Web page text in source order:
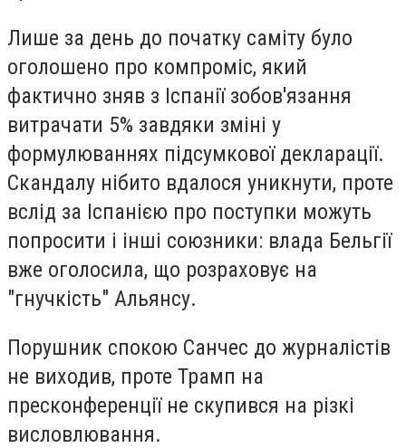
Лише за день до початку саміту було
оголошено про компроміс, який
фактично зняв з Іспанії зобов'язання
витрачати 5% завдяки зміні у
формулюваннях підсумкової декларації.
Скандалу нібито вдалося уникнути, проте
вслід за Іспанією про поступки можуть
попросити і інші союзники: влада Бельгії
вже оголосила, що розраховує на
"гнучкість" Альянсу.
Порушник спокою Санчес до журналістів
не виходив, проте Трамп на
пресконференції не скупився на різкі
висловлювання.